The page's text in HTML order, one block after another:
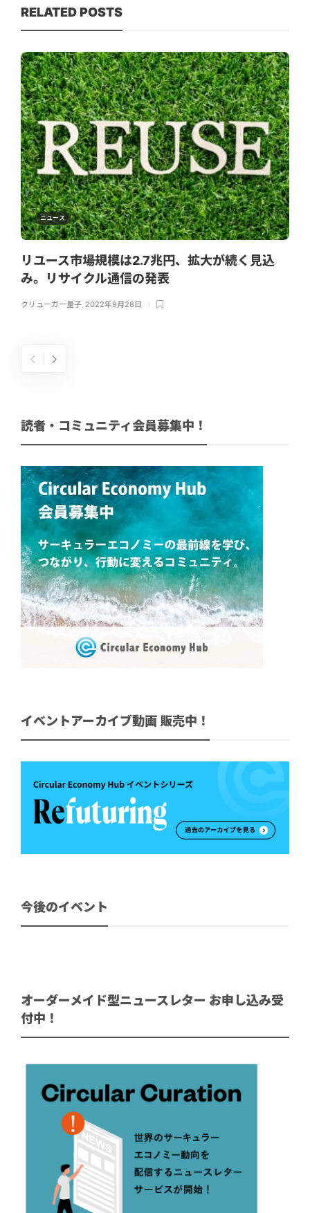
RELATED POSTS
ニュース
リユース市場規模は2.7兆円、拡大が続く見込
み。リサイクル通信の発表
クリューガー量子, 2022年9月28日
読者・コミュニティ会員募集中！
イベントアーカイブ動画 販売中！
今後のイベント
オーダーメイド型ニュースレター お申し込み受
付中！